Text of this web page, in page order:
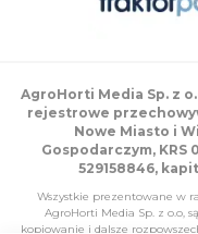
AgroHorti Media Sp. z
rejestrowe
Nowe Miasto i
Gospodarczym, KRS
529158846,
Wszystkie prezentowane w
AgroHorti Media Sp. z o.o,
kopiowanie i dalsze